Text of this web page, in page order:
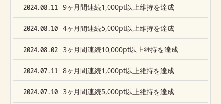
2024.08.11 9ヶ月間連続1,000pt以上維持を達成
2024.08.10 4ヶ月間連続5,000pt以上維持を達成
2024.08.02 3ヶ月間連続10,000pt以上維持を達成
2024.07.11 8ヶ月間連続1,000pt以上維持を達成
2024.07.10 3ヶ月間連続5,000pt以上維持を達成